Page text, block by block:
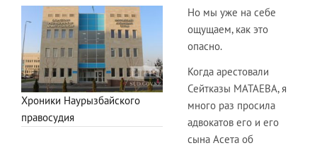
Хроники Наурызбайского
правосудия
Но мы уже на себе
ощущаем, как это
опасно.
Когда арестовали
Сейтказы МАТАЕВА, я
много раз просила
адвокатов его и его
сына Асета об